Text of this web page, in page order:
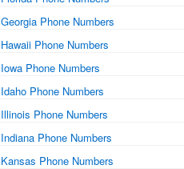
Georgia Phone Numbers
Hawaii Phone Numbers
Iowa Phone Numbers
Idaho Phone Numbers
Illinois Phone Numbers
Indiana Phone Numbers
Kansas Phone Numbers